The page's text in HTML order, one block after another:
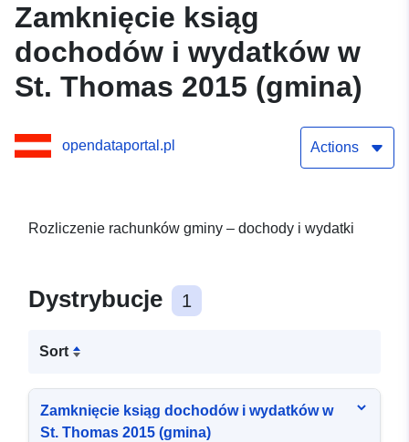
Zamknięcie ksiąg
dochodów i wydatków w
St. Thomas 2015 (gmina)
opendataportal.pl Actions
Rozliczenie rachunków gminy – dochody i wydatki
Dystrybucje 1
Sort
Zamknięcie ksiąg dochodów i wydatków w
St. Thomas 2015 (gmina)